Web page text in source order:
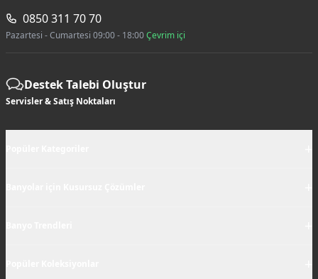
0850 311 70 70
Pazartesi - Cumartesi 09:00 - 18:00Çevrim içi
Destek Talebi Oluştur
Servisler & Satış Noktaları